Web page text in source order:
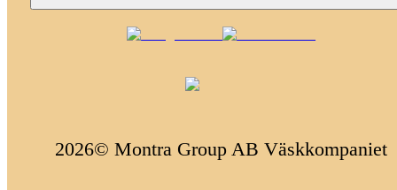
2026© Montra Group AB Väskkompaniet